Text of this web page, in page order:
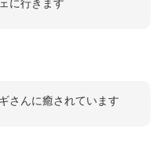
に行きます
さんに癒されています